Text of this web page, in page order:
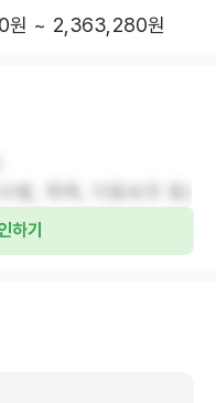
원 ~ 2,363,280원
하기